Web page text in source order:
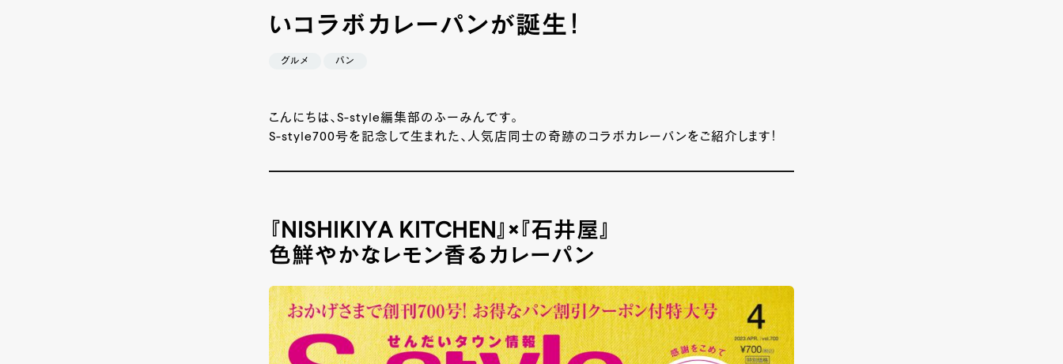
いコラボカレーパンが誕生！
グルメ パン
こんにちは、S-style編集部のふーみんです。
S-style700号を記念して生まれた、人気店同士の奇跡のコラボカレーパンをご紹介します！
『NISHIKIYA KITCHEN』×『石井屋』
色鮮やかなレモン香るカレーパン